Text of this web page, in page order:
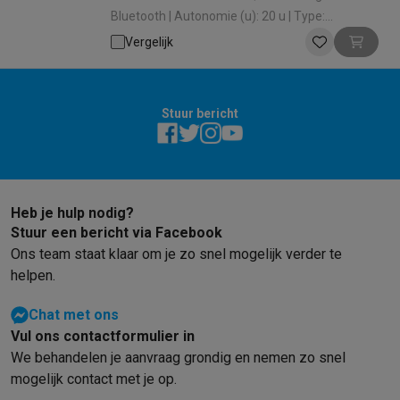
Refurbished smartphones Refurbished tablets Refurbished
Wasmachines met ecochequesDroogkasten met ecocheques
Kleine keukentoestellen met ecocheques
Grote keukentoestellen
Airco
TV & audio
TV met ecocheques Bluetooth speakers met ecocheques
Multimedia & telefonie
Smartphones met ecocheques
Transport
Elektrische steps met ecocheques
Eco initiatieven
ImpactEnergie besparenRecycleer je oud elektro
Bluetooth | Autonomie (u): 20 u | Type:
Bluetooth speaker | (Spat-)waterbestendig: Ja
Vergelijk
Stuur bericht
Heb je hulp nodig?
Stuur een bericht via Facebook
Ons team staat klaar om je zo snel mogelijk verder te
helpen.
Chat met ons
Vul ons contactformulier in
We behandelen je aanvraag grondig en nemen zo snel
mogelijk contact met je op.